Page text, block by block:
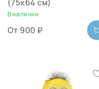
(75х64 см)
В наличии
От 900 ₽